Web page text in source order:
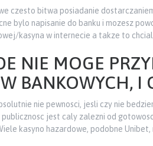
czesto bitwa posiadanie
bylo napisanie do banku i mozesz
kasyna w internecie a takze to
NIE MOGE
BANKOWYCH, I
nie pewnosci, jesli czy nie
jest caly zalezni od
kasyno hazardowe, podobne